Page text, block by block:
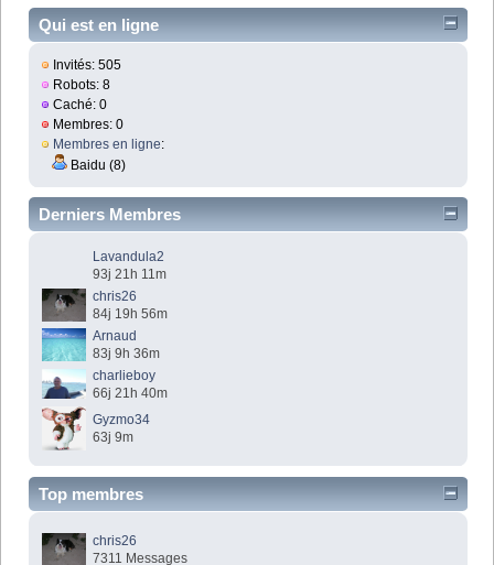
Qui est en ligne
Invités: 505
Robots: 8
Caché: 0
Membres: 0
Membres en ligne:
Baidu (8)
Derniers Membres
Lavandula2
93j 21h 11m
chris26
84j 19h 56m
Arnaud
83j 9h 36m
charlieboy
66j 21h 40m
Gyzmo34
63j 9m
Top membres
chris26
7311 Messages